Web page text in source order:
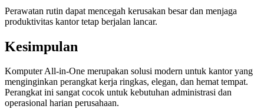
Perawatan rutin dapat mencegah kerusakan besar dan menjaga
produktivitas kantor tetap berjalan lancar.
Kesimpulan
Komputer All-in-One merupakan solusi modern untuk kantor yang
menginginkan perangkat kerja ringkas, elegan, dan hemat tempat.
Perangkat ini sangat cocok untuk kebutuhan administrasi dan
operasional harian perusahaan.